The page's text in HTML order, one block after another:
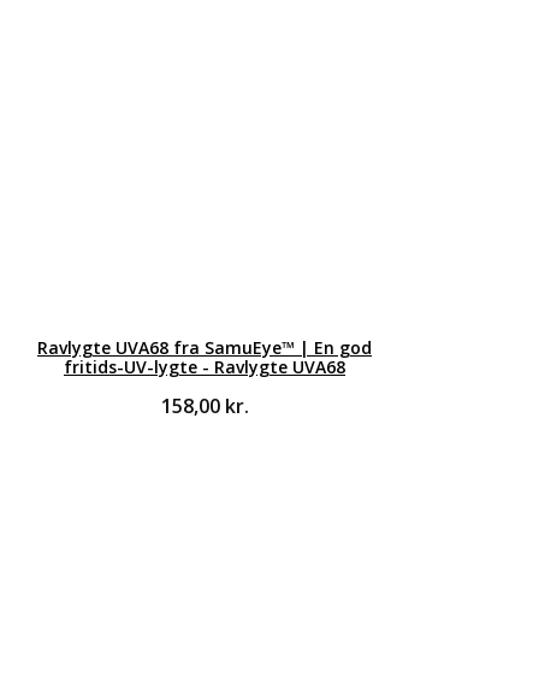
Ravlygte UVA68 fra SamuEye™ | En god
fritids-UV-lygte - Ravlygte UVA68
158,00 kr.